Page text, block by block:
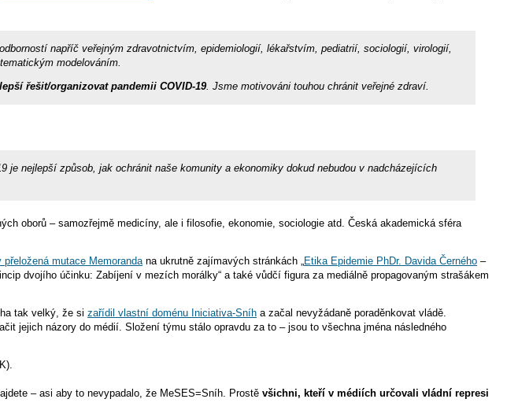
napříč veřejným zdravotnictvím, epidemiologií, lékařstvím, pediatrií, sociologií, virologií,
modelováním.
řešit/organizovat pandemii COVID-19. Jsme motivováni touhou chránit veřejné zdraví.
je nejlepší způsob, jak ochránit naše komunity a ekonomiky dokud nebudou v nadcházejících
oborů – samozřejmě medicíny, ale i filosofie, ekonomie, sociologie atd. Česká akademická sféra
přeložená mutace Memorandana ukrutně zajímavých stránkách „Etika Epidemie PhDr. Davida Černého –
dvojího účinku: Zabíjení v mezích morálky“ a také vůdčí figura za mediálně propagovaným strašákem
tak velký, že sizařídil vlastní doménu Iniciativa-Sníh a začal nevyžádaně poraděnkovat vládě.
jejich názory do médií. Složení týmu stálo opravdu za to – jsou to všechna jména následného
– asi aby to nevypadalo, že MeSES=Sníh. Prostěvšichni, kteří v médiích určovali vládní represi